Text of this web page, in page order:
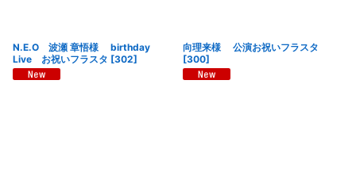
N.E.O 波瀬 章悟様 birthday
Live お祝いフラスタ [302]
向理来様 公演お祝いフラスタ
[300]